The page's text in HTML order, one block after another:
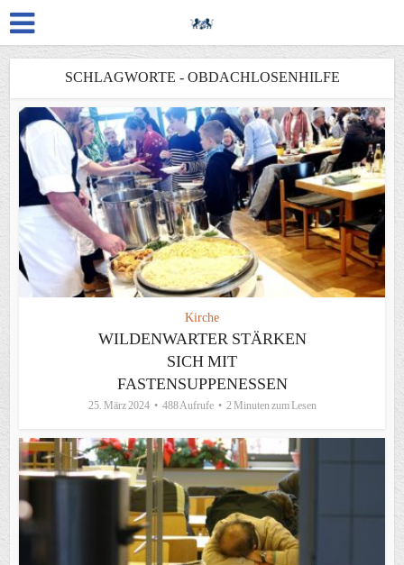
SCHLAGWORTE - OBDACHLOSENHILFE
Kirche
WILDENWARTER STÄRKEN
SICH MIT
FASTENSUPPENESSEN
25. März 2024 488 Aufrufe 2 Minuten zum Lesen